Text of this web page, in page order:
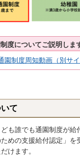
度についてご説明しま
園制度周知動画（別サイ
て
も誰でも通園制度が給
めの支援給付認定」を
けます。